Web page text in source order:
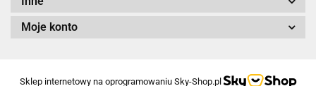
Moje konto
Sklep internetowy na oprogramowaniu Sky-Shop.pl